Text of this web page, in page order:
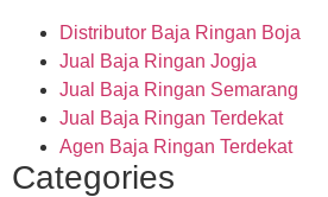
Distributor Baja Ringan Boja
Jual Baja Ringan Jogja
Jual Baja Ringan Semarang
Jual Baja Ringan Terdekat
Agen Baja Ringan Terdekat
Categories